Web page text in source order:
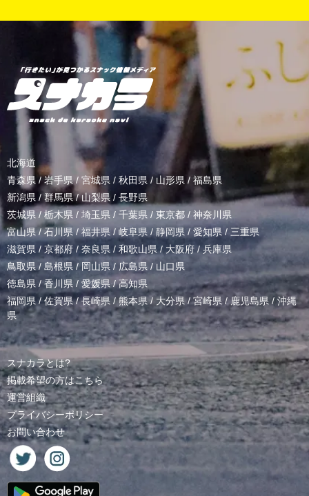
北海道
青森県 / 岩手県/ 宮城県 / 秋田県 / 山形県/ 福島県
新潟県 /群馬県/山梨県 / 長野県
茨城県 / 栃木県 / 埼玉県 / 千葉県 / 東京都 / 神奈川県
富山県 /石川県/福井県/岐阜県 / 静岡県 / 愛知県 / 三重県
滋賀県 / 京都府 / 奈良県 / 和歌山県/ 大阪府 /兵庫県
鳥取県/ 島根県 /岡山県/ 広島県 / 山口県
徳島県 /香川県 / 愛媛県/高知県
福岡県/佐賀県/長崎県 /熊本県/ 大分県/宮崎県 /鹿児島県 / 沖縄
県
スナカラとは?
掲載希望の方はこちら
運営組織
プライバシーポリシー
お問い合わせ